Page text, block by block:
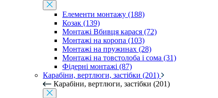
Елементи монтажу (188)
Козак (139)
Монтажі Вбивця карася (72)
Монтажі на коропа (103)
Монтажі на пружинах (28)
Монтажі на товстолоба і сома (31)
Фідерні монтажі (87)
Карабіни, вертлюги, застібки (201)
Карабіни, вертлюги, застібки (201)